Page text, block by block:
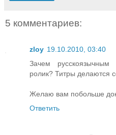
5 комментариев:
zloy 19.10.2010, 03:40
Зачем русскоязычным
ролик? Титры делаются
Желаю вам побольше
Ответить